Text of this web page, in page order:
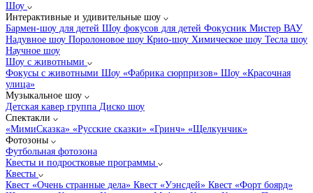
Шоу
Интерактивные и удивительные шоу
Бармен-шоу для детей Шоу фокусов для детей Фокусник Мистер ВАУ
Надувное шоу Поролоновое шоу Крио-шоу Химическое шоу Тесла шоу
Научное шоу
Шоу с животными
Фокусы с животными Шоу «Фабрика сюрпризов» Шоу «Красочная
улица»
Музыкальное шоу
Детская кавер группа Диско шоу
Спектакли
«МимиСказка» «Русские сказки» «Гринч» «Щелкунчик»
Фотозоны
Футбольная фотозона
Квесты и подростковые программы
Квесты
Квест «Очень странные дела» Квест «Уэнсдей» Квест «Форт боярд»